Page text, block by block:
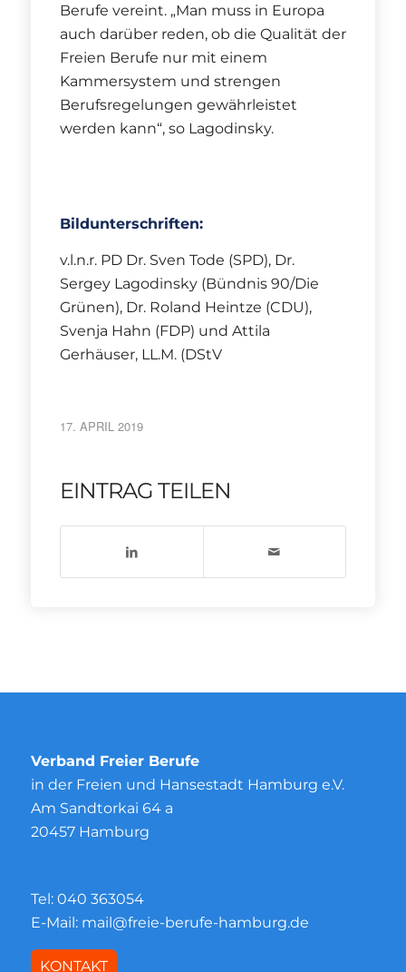
Berufe vereint. „Man muss in Europa
auch darüber reden, ob die Qualität der
Freien Berufe nur mit einem
Kammersystem und strengen
Berufsregelungen gewährleistet
werden kann“, so Lagodinsky.
Bildunterschriften:
v.l.n.r. PD Dr. Sven Tode (SPD), Dr.
Sergey Lagodinsky (Bündnis 90/Die
Grünen), Dr. Roland Heintze (CDU),
Svenja Hahn (FDP) und Attila
Gerhäuser, LL.M. (DStV
17. APRIL 2019
EINTRAG TEILEN
Verband Freier Berufe
in der Freien und Hansestadt Hamburg e.V.
Am Sandtorkai 64 a
20457 Hamburg
Tel: 040 363054
E-Mail: mail@freie-berufe-hamburg.de
KONTAKT